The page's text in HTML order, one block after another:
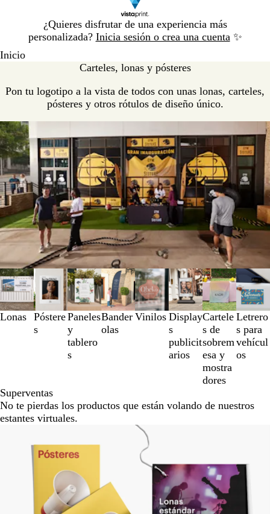
¿Quieres disfrutar de una experiencia más
personalizada? Inicia sesión o crea una cuenta ✨
1
Inicio
Carteles, lonas y pósteres
Pon tu logotipo a la vista de todos con unas lonas, carteles,
pósteres y otros rótulos de diseño único.
Lonas Póstere
s
Paneles
y
tablero
s
Bander
olas
Vinilos Display
s
publicit
arios
Cartele
s de
sobrem
esa y
mostra
dores
Letrero
s para
vehícul
os
Diapositivas
de
la
1
a
total
de
8
Superventas
No te pierdas los productos que están volando de nuestros
estantes virtuales.
Opciones nuevas